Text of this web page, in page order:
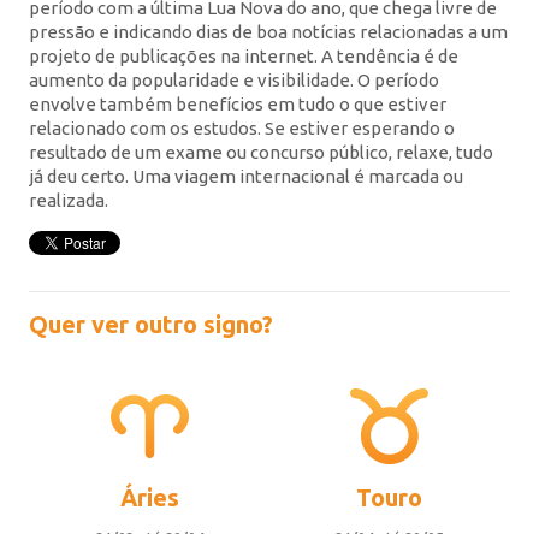
período com a última Lua Nova do ano, que chega livre de
pressão e indicando dias de boa notícias relacionadas a um
projeto de publicações na internet. A tendência é de
aumento da popularidade e visibilidade. O período
envolve também benefícios em tudo o que estiver
relacionado com os estudos. Se estiver esperando o
resultado de um exame ou concurso público, relaxe, tudo
já deu certo. Uma viagem internacional é marcada ou
realizada.
Quer ver outro signo?
Áries Touro